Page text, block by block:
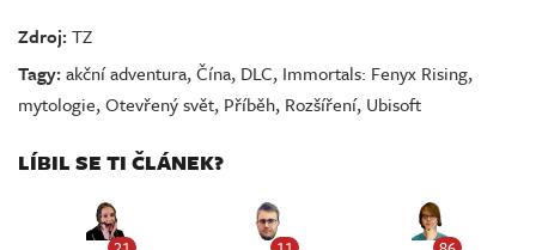
Zdroj:TZ
Tagy:akční adventura,Čína, DLC, Immortals: Fenyx Rising,
mytologie,Otevřený svět, Příběh, Rozšíření, Ubisoft
LÍBIL SE TI ČLÁNEK?